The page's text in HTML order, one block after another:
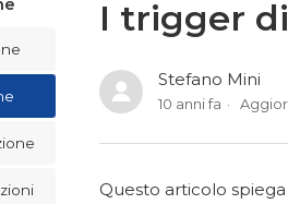
I trigger
Stefano Mini
10 anni fa
Questo articolo